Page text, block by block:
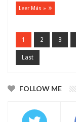
Leer Más »
1 2 3
Last
FOLLOW ME